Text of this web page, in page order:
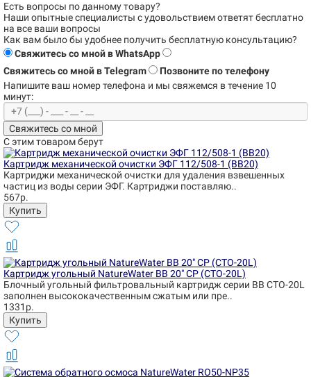
Есть вопросы по данному товару?
Наши опытные специалисты с удовольствиемответят бесплатно
на все ваши вопросы
Как вам было бы удобнее получить бесплатную консультацию?
Свяжитесь со мной в WhatsApp
Свяжитесь со мной в Telegram
Позвоните по телефону
Напишите ваш номер телефона и мы свяжемся в течение 10
минут:
Свяжитесь со мной
С этим товаром берут
Картридж механической очистки ЭФГ 112/508-1 (BB20)
Картриджи механической очистки для удаления взвешенных
частиц из воды серии ЭФГ. Картриджи поставляю..
567р.
Картридж угольный NatureWater BB 20" CP (CTO-20L)
Блочный угольный фильтровальный картридж серии BB CTO-20L
заполнен высококачественным сжатым или пре..
1331р.